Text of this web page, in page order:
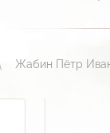
Жабин Пётр